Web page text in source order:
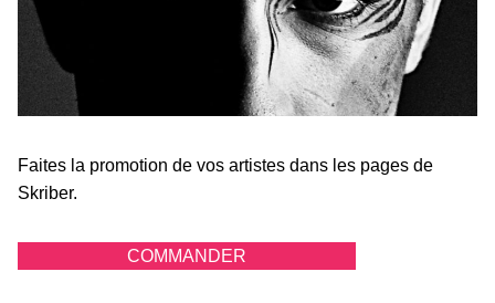
Faites la promotion de vos artistes dans les pages de
Skriber.
COMMANDER